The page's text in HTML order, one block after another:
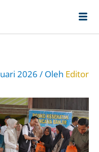
2026 / Oleh Editor